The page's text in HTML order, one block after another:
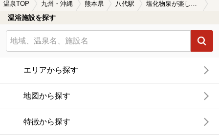
温泉TOP 九州・沖縄 熊本県 八代駅 塩化物泉が楽しめる八代駅近くの温泉、日帰り温泉、スーパー銭湯おすすめ
温浴施設を探す
エリアから探す
地図から探す
特徴から探す